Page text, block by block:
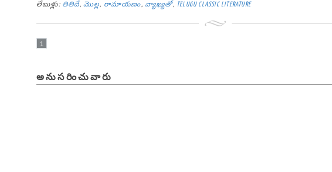
లేబుళ్లు: తితిదే,మొల్ల, రామాయణం,వ్యాఖ్యతో, TELUGU CLASSIC LITERATURE
1
అనుసరించువారు